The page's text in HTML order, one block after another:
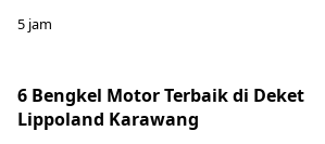
5 jam
6 Bengkel Motor Terbaik di Deket
Lippoland Karawang